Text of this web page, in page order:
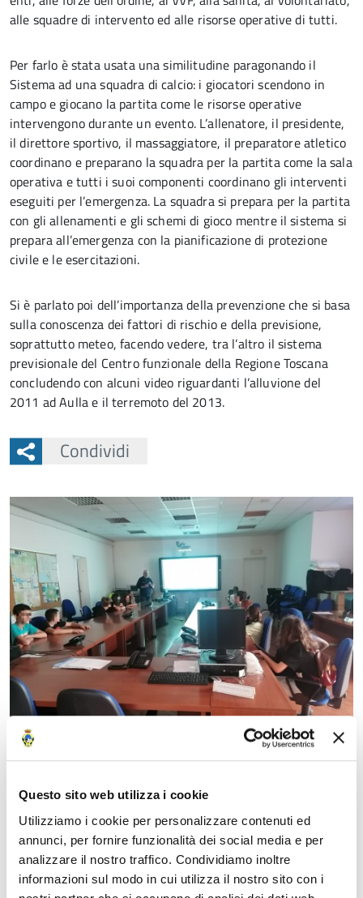
Questo sito web utilizza i cookie
Utilizziamo i cookie per personalizzare contenuti ed
annunci, per fornire funzionalità dei social media e per
analizzare il nostro traffico. Condividiamo inoltre
informazioni sul modo in cui utilizza il nostro sito con i
alle squadre di intervento ed alle risorse operative di tutti.
Per farlo è stata usata una similitudine paragonando il
Sistema ad una squadra di calcio: i giocatori scendono in
campo e giocano la partita come le risorse operative
intervengono durante un evento. L’allenatore, il presidente,
il direttore sportivo, il massaggiatore, il preparatore atletico
coordinano e preparano la squadra per la partita come la sala
operativa e tutti i suoi componenti coordinano gli interventi
eseguiti per l’emergenza. La squadra si prepara per la partita
con gli allenamenti e gli schemi di gioco mentre il sistema si
prepara all’emergenza con la pianificazione di protezione
civile e le esercitazioni.
Si è parlato poi dell’importanza della prevenzione che si basa
sulla conoscenza dei fattori di rischio e della previsione,
soprattutto meteo, facendo vedere, tra l’altro il sistema
previsionale del Centro funzionale della Regione Toscana
concludendo con alcuni video riguardanti l’alluvione del
2011 ad Aulla e il terremoto del 2013.
Condividi
Data
09 Giugno 2023
Fonte